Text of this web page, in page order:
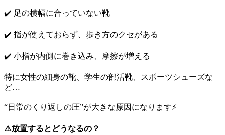
✔️ 足の横幅に合っていない靴
✔️ 指が使えておらず、歩き方のクセがある
✔️ 小指が内側に巻き込み、摩擦が増える
特に女性の細身の靴、学生の部活靴、スポーツシューズな
ど…
“日常のくり返しの圧”が大きな原因になります⚡
⚠️放置するとどうなるの？